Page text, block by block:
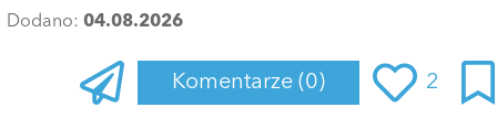
Dodano: 04.08.2026
Komentarze (0) 2